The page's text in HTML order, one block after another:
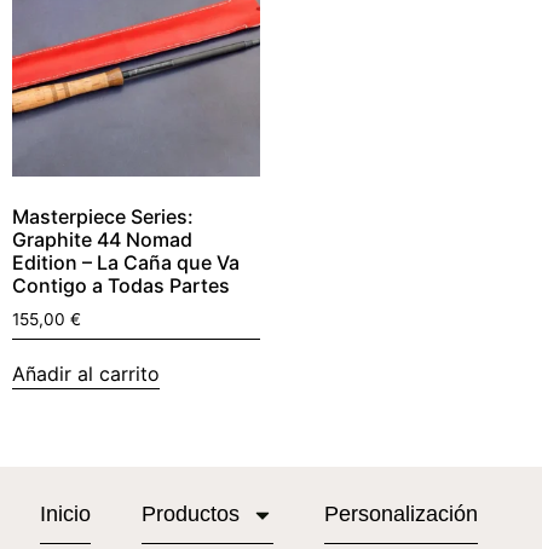
Masterpiece Series:
Graphite 44 Nomad
Edition – La Caña que Va
Contigo a Todas Partes
155,00 €
Añadir al carrito
Inicio Productos Personalización